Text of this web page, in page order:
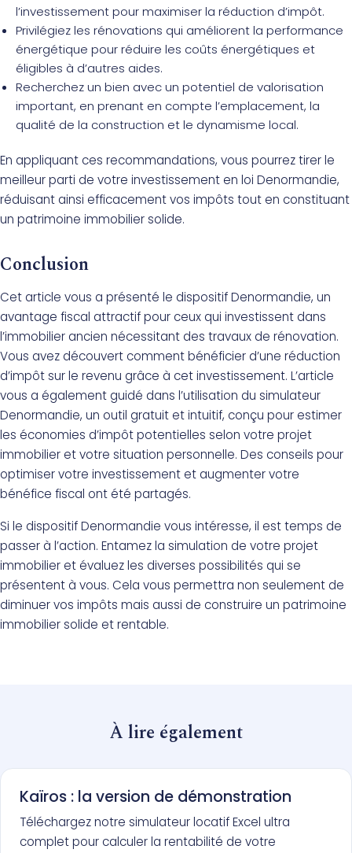
l’investissement pour maximiser la réduction d’impôt.
Privilégiez les rénovations qui améliorent la performance
énergétique pour réduire les coûts énergétiques et
éligibles à d’autres aides.
Recherchez un bien avec un potentiel de valorisation
important, en prenant en compte l’emplacement, la
qualité de la construction et le dynamisme local.
En appliquant ces recommandations, vous pourrez tirer le
meilleur parti de votre investissement en loi Denormandie,
réduisant ainsi efficacement vos impôts tout en constituant
un patrimoine immobilier solide.
Conclusion
Cet article vous a présenté le dispositif Denormandie, un
avantage fiscal attractif pour ceux qui investissent dans
l’immobilier ancien nécessitant des travaux de rénovation.
Vous avez découvert comment bénéficier d’une réduction
d’impôt sur le revenu grâce à cet investissement. L’article
vous a également guidé dans l’utilisation du simulateur
Denormandie, un outil gratuit et intuitif, conçu pour estimer
les économies d’impôt potentielles selon votre projet
immobilier et votre situation personnelle. Des conseils pour
optimiser votre investissement et augmenter votre
bénéfice fiscal ont été partagés.
Si le dispositif Denormandie vous intéresse, il est temps de
passer à l’action. Entamez la simulation de votre projet
immobilier et évaluez les diverses possibilités qui se
présentent à vous. Cela vous permettra non seulement de
diminuer vos impôts mais aussi de construire un patrimoine
immobilier solide et rentable.
À lire également
Kaïros : la version de démonstration
Téléchargez notre simulateur locatif Excel ultra
complet pour calculer la rentabilité de votre